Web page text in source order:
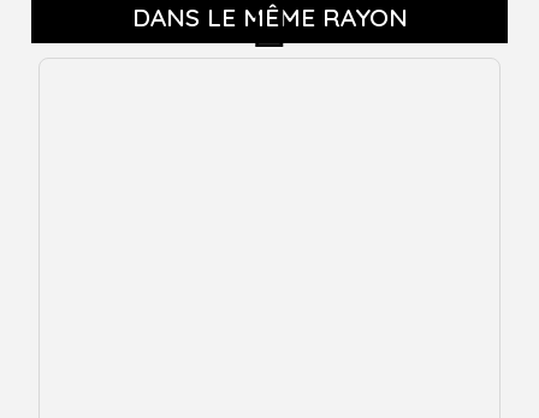
DANS LE MÊME RAYON